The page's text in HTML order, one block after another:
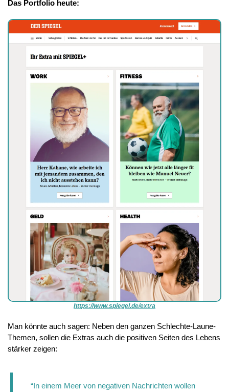
Das Portfolio heute:
https://www.spiegel.de/extra
Man könnte auch sagen: Neben den ganzen Schlechte-Laune-
Themen, sollen die Extras auch die positiven Seiten des Lebens
stärker zeigen:
“In einem Meer von negativen Nachrichten wollen